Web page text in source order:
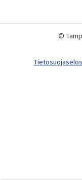
©